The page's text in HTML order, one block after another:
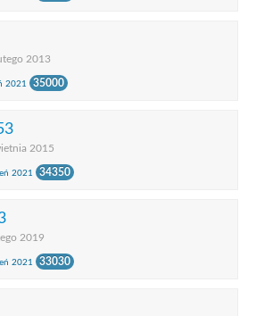
2013
2021 35000
2015
2021 34350
2019
2021 33030